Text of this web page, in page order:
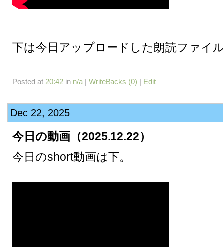
下は今日アップロードした朗読ファイ
Posted at 20:42 in n/a | WriteBacks (0) | Edit
Dec 22, 2025
今日の動画（2025.12.22）
今日のshort動画は下。